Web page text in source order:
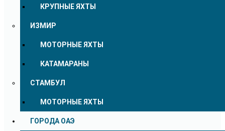
КРУПНЫЕ ЯХТЫ
ИЗМИР
МОТОРНЫЕ ЯХТЫ
КАТАМАРАНЫ
СТАМБУЛ
МОТОРНЫЕ ЯХТЫ
ГОРОДА ОАЭ